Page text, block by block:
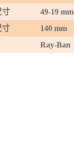
寸
49-19 mm
寸
140 mm
Ray-Ban